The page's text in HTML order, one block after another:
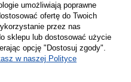
płatniczych
umożliwiają poprawne
ofertę do Twoich
przez nas
sklepu lub dostosować użycie
opcję "Dostosuj zgody".
w naszej Polityce